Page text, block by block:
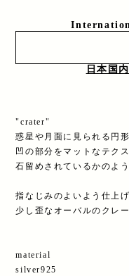
日本国
"crater"
惑星や月面に見られる円
凹の部分をマットなテク
石留めされているかのよ
指なじみのよいよう仕上
少し歪なオーバルのクレ
material
silver925